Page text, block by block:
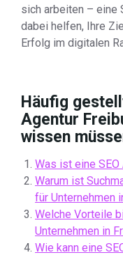
sich arbeiten – eine
dabei helfen, Ihre
Erfolg im digitalen
Häufig
Agentur
wissen
Was ist eine
Warum ist
für Unternehmen
Welche Vorteile
Unternehmen in
Wie kann eine